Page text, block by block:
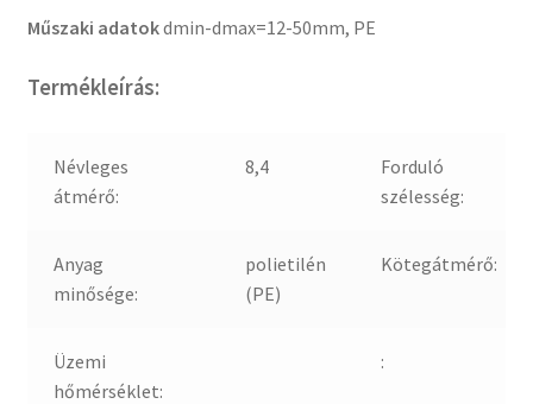
Műszaki adatokdmin-dmax=12-50mm, PE
Termékleírás:
Névleges
átmérő:
8,4
Forduló
szélesség:
Anyag
minősége:
polietilén
(PE)
Kötegátmérő:
Üzemi
hőmérséklet:
: